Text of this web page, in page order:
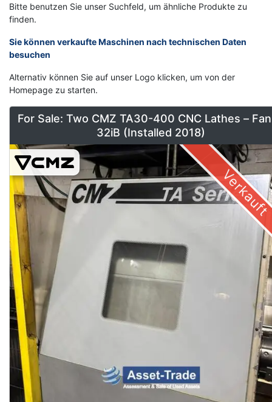
gebrauchten Mazak Mazatrol T-Plus Maschinen zur
Verbesserung Ihrer Produktion zu finden.
Bitte benutzen Sie unser Suchfeld, um ähnliche Produkte zu
finden.
Sie können verkaufte Maschinen nach technischen Daten
besuchen
Alternativ können Sie auf unser Logo klicken, um von der
Homepage zu starten.
For Sale: Two CMZ TA30-400 CNC Lathes –
32iB (Installed 2018)
Verkauft